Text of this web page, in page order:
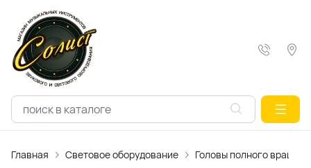
Главная Световое оборудование Головы полного